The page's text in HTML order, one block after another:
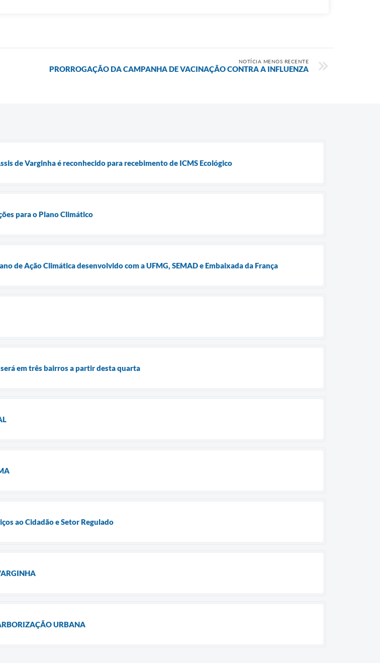
NOTÍCIA MENOS RECENTE
PRORROGAÇÃO DA CAMPANHA DE VACINAÇÃO CONTRA A INFLUENZA
de Varginha é reconhecido para recebimento de ICMS Ecológico
para o Plano Climático
de Ação Climática desenvolvido com a UFMG, SEMAD e Embaixada da França
em três bairros a partir desta quarta
ao Cidadão e Setor Regulado
URBANA